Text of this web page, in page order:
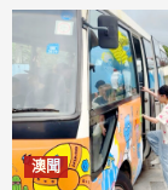
澳聞